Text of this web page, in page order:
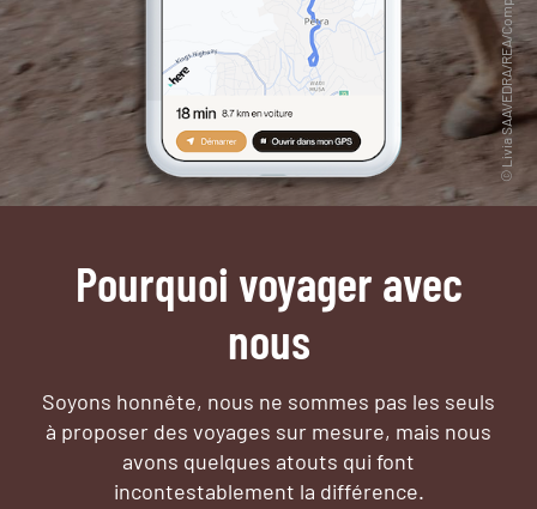
Pourquoi voyager avec
nous
Soyons honnête, nous ne sommes pas les seuls
à proposer des voyages sur mesure, mais nous
avons quelques atouts qui font
incontestablement la différence.